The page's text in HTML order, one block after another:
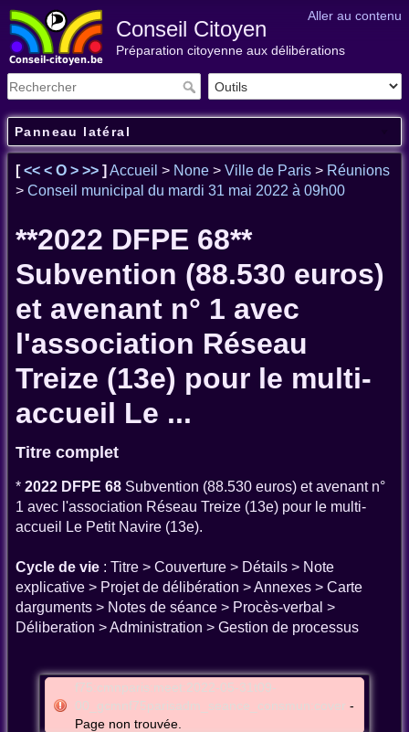
Aller au contenu
Conseil Citoyen
Préparation citoyenne aux délibérations
Panneau latéral
[<< < O > >> ] Accueil > None > Ville de Paris > Réunions
> Conseil municipal du mardi 31 mai 2022 à 09h00
**2022 DFPE 68**
Subvention (88.530 euros)
et avenant n° 1 avec
l'association Réseau
Treize (13e) pour le multi-
accueil Le ...
Titre complet
* 2022 DFPE 68 Subvention (88.530 euros) et avenant n°
1 avec l'association Réseau Treize (13e) pour le multi-
accueil Le Petit Navire (13e).
Cycle de vie : Titre > Couverture > Détails > Note
explicative > Projet de délibération > Annexes > Carte
darguments > Notes de séance > Procès-verbal >
Déliberation > Administration > Gestion de processus
f75:cmnparis:meet:2022-05-31t09-
00_gcmnf75parisadm_seance_consmun:cover -
Page non trouvée.